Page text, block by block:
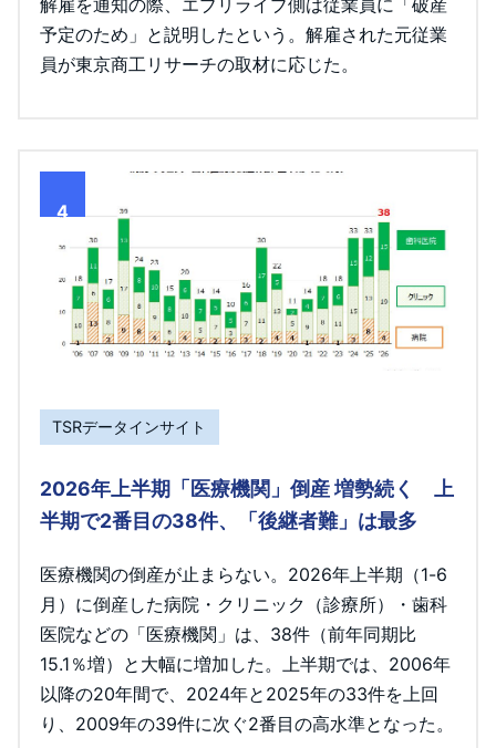
解雇を通知の際、エブリライブ側は従業員に「破産
予定のため」と説明したという。解雇された元従業
員が東京商工リサーチの取材に応じた。
4
TSRデータインサイト
2026年上半期「医療機関」倒産 増勢続く 上
半期で2番目の38件、「後継者難」は最多
医療機関の倒産が止まらない。2026年上半期（1-6
月）に倒産した病院・クリニック（診療所）・歯科
医院などの「医療機関」は、38件（前年同期比
15.1％増）と大幅に増加した。上半期では、2006年
以降の20年間で、2024年と2025年の33件を上回
り、2009年の39件に次ぐ2番目の高水準となった。